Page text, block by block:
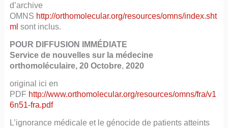
d’archive
OMNS http://orthomolecular.org/resources/omns/index.sht
ml sont inclus.
POUR DIFFUSION IMMÉDIATE
Service de nouvelles sur la médecine
orthomoléculaire, 20 Octobre, 2020
original ici en
PDF http://www.orthomolecular.org/resources/omns/fra/v1
6n51-fra.pdf
L’ignorance médicale et le génocide de patients atteints